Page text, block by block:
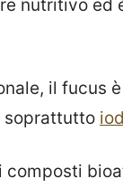
nutritivo
il fucus
soprattutto
composti